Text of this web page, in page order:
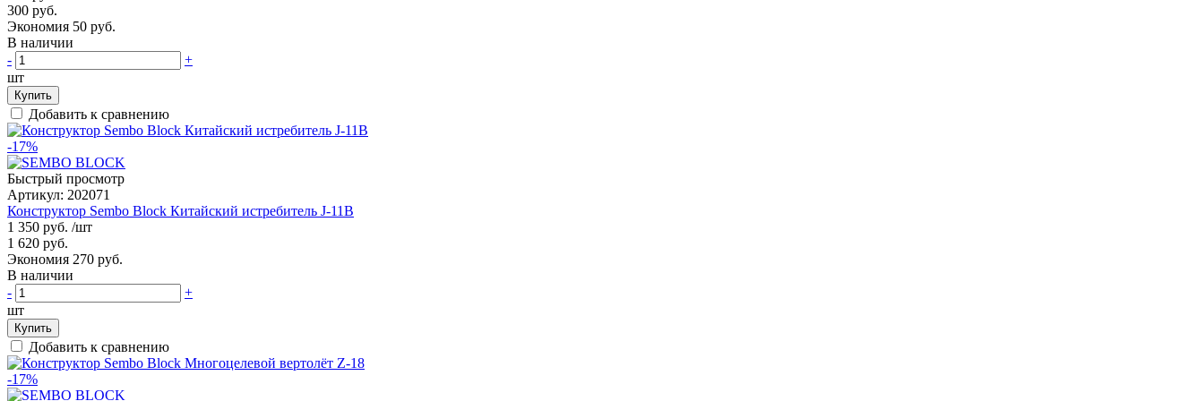
300 руб.
Экономия 50 руб.
В наличии
-
+
шт
Купить
Добавить к сравнению
-17%
Быстрый просмотр
Артикул: 202071
Конструктор Sembo Block Китайский истребитель J-11B
1 350 руб. /шт
1 620 руб.
Экономия 270 руб.
В наличии
-
+
шт
Купить
Добавить к сравнению
-17%